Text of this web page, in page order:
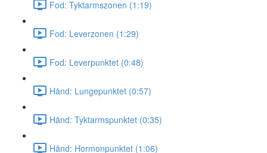
Fod: Tyktarmszonen (1:19)
Fod: Leverzonen (1:29)
Fod: Leverpunktet (0:48)
Hånd: Lungepunktet (0:57)
Hånd: Tyktarmspunktet (0:35)
Hånd: Hormonpunktet (1:06)